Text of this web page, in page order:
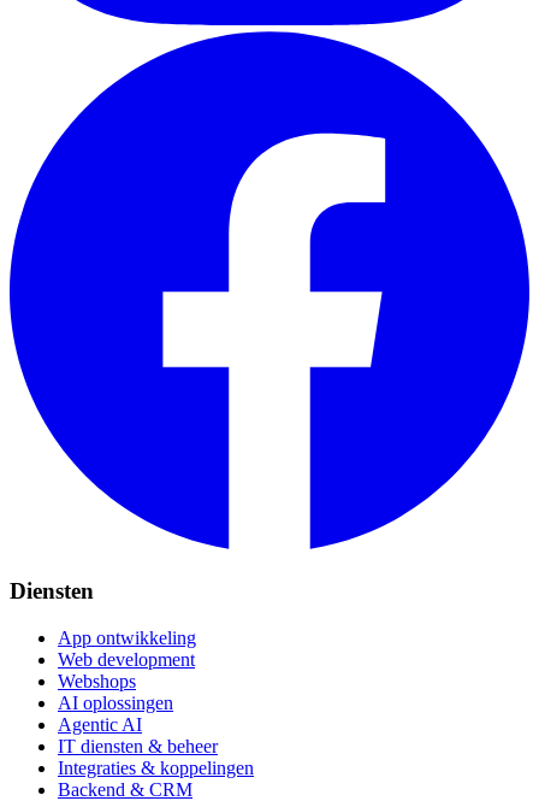
Diensten
App ontwikkeling
Web development
Webshops
AI oplossingen
Agentic AI
IT diensten & beheer
Integraties & koppelingen
Backend & CRM